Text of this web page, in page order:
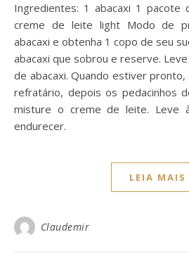
Ingredientes: 1 abacaxi 1 pacote de flan diet 1 lata de
creme de leite light Modo de
abacaxi e obtenha 1 copo de seu
abacaxi que sobrou e reserve.
de abacaxi. Quando estiver
refratário, depois os pedacinhos
misture o creme de leite. Leve
endurecer.
LEIA MAIS
Claudemir